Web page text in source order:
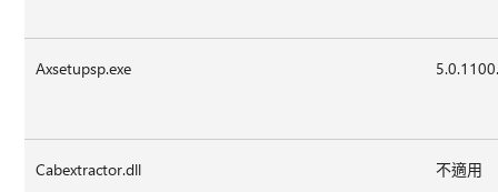
Axsetupsp.exe
Cabextractor.dll 不適用